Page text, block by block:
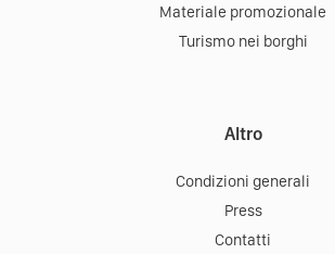
Materiale promozionale
Turismo nei borghi
Altro
Condizioni generali
Press
Contatti